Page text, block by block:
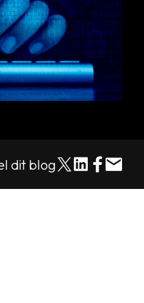
dit blog